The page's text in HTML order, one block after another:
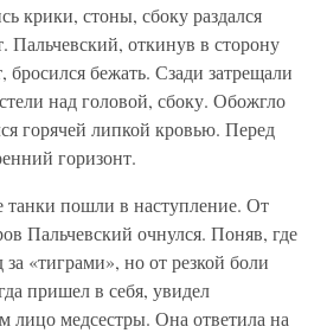
крики, стоны, сбоку раздался
Пальчевский, откинув в сторону
бросился бежать. Сзади затрещали
над головой, сбоку. Обожгло
горячей липкой кровью. Перед
горизонт.
танки пошли в наступление. От
Пальчевский очнулся. Поняв, где
«тиграми», но от резкой боли
пришел в себя, увидел
лицо медсестры. Она ответила на